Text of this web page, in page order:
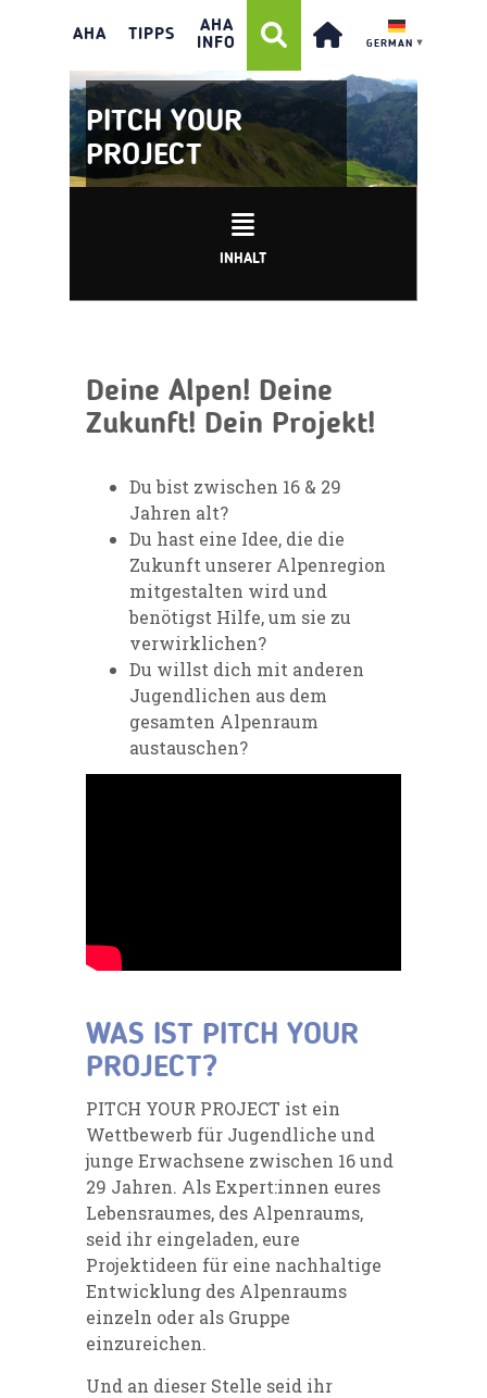
AHA TIPPS
AHA
INFO
GERMAN ▼
PITCH YOUR
PROJECT
INHALT
Deine Alpen! Deine
Zukunft! Dein Projekt!
Du bist zwischen 16 & 29
Jahren alt?
Du hast eine Idee, die die
Zukunft unserer Alpenregion
mitgestalten wird und
benötigst Hilfe, um sie zu
verwirklichen?
Du willst dich mit anderen
Jugendlichen aus dem
gesamten Alpenraum
austauschen?
WAS IST PITCH YOUR
PROJECT?
PITCH YOUR PROJECT ist ein
Wettbewerb für Jugendliche und
junge Erwachsene zwischen 16 und
29 Jahren. Als Expert:innen eures
Lebensraumes, des Alpenraums,
seid ihr eingeladen, eure
Projektideen für eine nachhaltige
Entwicklung des Alpenraums
einzeln oder als Gruppe
einzureichen.
Und an dieser Stelle seid ihr